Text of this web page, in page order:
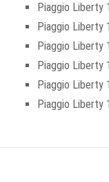
Piaggio Liberty
Piaggio Liberty
Piaggio Liberty
Piaggio Liberty
Piaggio Liberty
Piaggio Liberty